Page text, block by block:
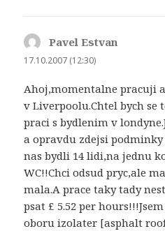
Pavel Estvan
17.10.2007 (12:30)
Ahoj,mo­mentalne pracuji
v Liverpoolu.Chtel bych se
praci s bydlenim v
a opravdu zdejsi
nas bydli 14 lidi,na jednu
WC!!Chci odsud pryc,ale
mala.A prace taky tady
psat £ 5.52 per
oboru izolater [asphalt